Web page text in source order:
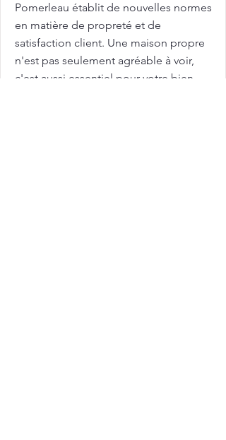
Pomerleau établit de nouvelles normes
en matière de propreté et de
satisfaction client. Une maison propre
n'est pas seulement agréable à voir,
c'est aussi essentiel pour votre bien-